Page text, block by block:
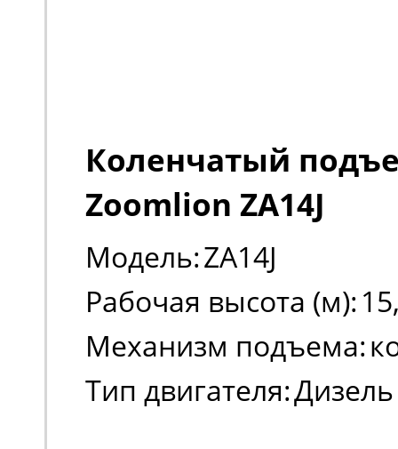
Коленчатый
Zoomlion ZA14J
Модель:ZA14J
Рабочая высота (м):
Механизм подъема:
Тип двигателя:Дизель